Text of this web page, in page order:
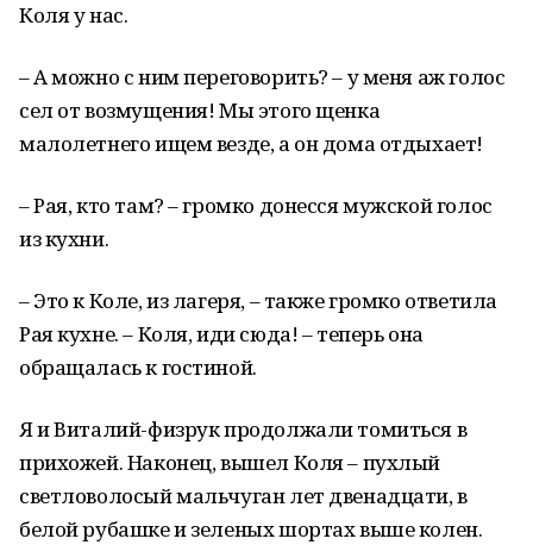
Коля у нас.
– А можно с ним переговорить? – у меня аж голос
сел от возмущения! Мы этого щенка
малолетнего ищем везде, а он дома отдыхает!
– Рая, кто там? – громко донесся мужской голос
из кухни.
– Это к Коле, из лагеря, – также громко ответила
Рая кухне. – Коля, иди сюда! – теперь она
обращалась к гостиной.
Я и Виталий-физрук продолжали томиться в
прихожей. Наконец, вышел Коля – пухлый
светловолосый мальчуган лет двенадцати, в
белой рубашке и зеленых шортах выше колен.